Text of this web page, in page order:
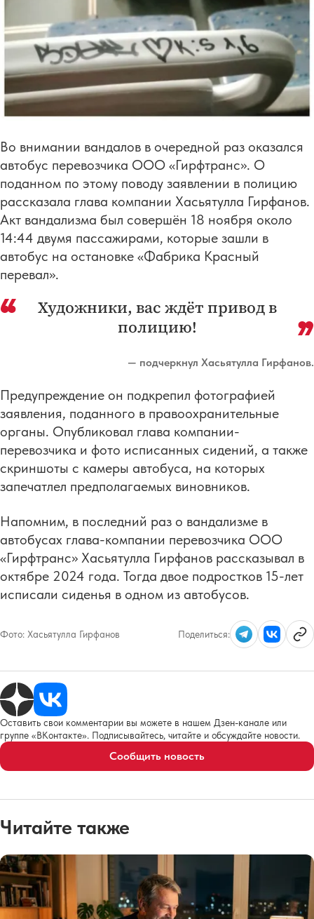
Во внимании вандалов в очередной раз оказался
автобус перевозчика ООО «Гирфтранс». О
поданном по этому поводу заявлении в полицию
рассказала глава компании Хасьятулла Гирфанов.
Акт вандализма был совершён 18 ноября около
14:44 двумя пассажирами, которые зашли в
автобус на остановке «Фабрика Красный
перевал».
Художники, вас ждёт привод в
полицию!
— подчеркнул Хасьятулла Гирфанов.
Предупреждение он подкрепил фотографией
заявления, поданного в правоохранительные
органы. Опубликовал глава компании-
перевозчика и фото исписанных сидений, а также
скриншоты с камеры автобуса, на которых
запечатлел предполагаемых виновников.
Напомним, в последний раз о вандализме в
автобусах глава-компании перевозчика ООО
«Гирфтранс» Хасьятулла Гирфанов рассказывал в
октябре 2024 года. Тогда двое подростков 15-лет
исписали сиденья в одном из автобусов.
Фото: Хасьятулла Гирфанов Поделиться:
Оставить свои комментарии вы можете в нашем Дзен-канале или
группе «ВКонтакте». Подписывайтесь, читайте и обсуждайте новости.
Сообщить новость
Читайте также